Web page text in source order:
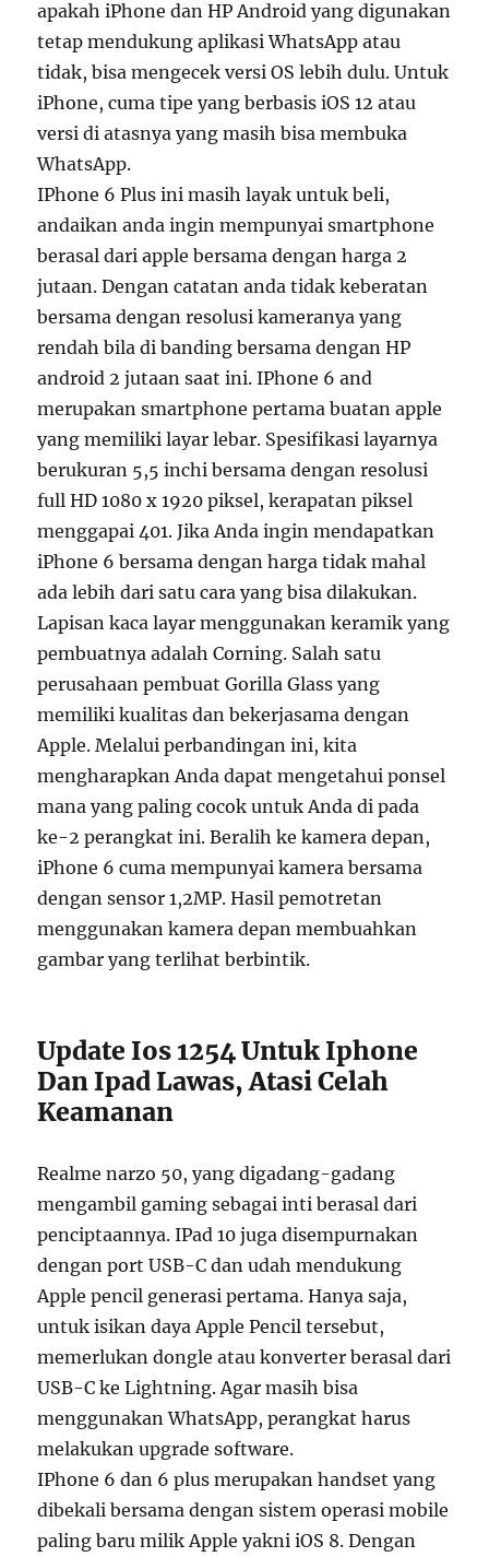
apakah iPhone dan HP Android yang digunakan
tetap mendukung aplikasi WhatsApp atau
tidak, bisa mengecek versi OS lebih dulu. Untuk
iPhone, cuma tipe yang berbasis iOS 12 atau
versi di atasnya yang masih bisa membuka
WhatsApp.
IPhone 6 Plus ini masih layak untuk beli,
andaikan anda ingin mempunyai smartphone
berasal dari apple bersama dengan harga 2
jutaan. Dengan catatan anda tidak keberatan
bersama dengan resolusi kameranya yang
rendah bila di banding bersama dengan HP
android 2 jutaan saat ini. IPhone 6 and
merupakan smartphone pertama buatan apple
yang memiliki layar lebar. Spesifikasi layarnya
berukuran 5,5 inchi bersama dengan resolusi
full HD 1080 x 1920 piksel, kerapatan piksel
menggapai 401. Jika Anda ingin mendapatkan
iPhone 6 bersama dengan harga tidak mahal
ada lebih dari satu cara yang bisa dilakukan.
Lapisan kaca layar menggunakan keramik yang
pembuatnya adalah Corning. Salah satu
perusahaan pembuat Gorilla Glass yang
memiliki kualitas dan bekerjasama dengan
Apple. Melalui perbandingan ini, kita
mengharapkan Anda dapat mengetahui ponsel
mana yang paling cocok untuk Anda di pada
ke-2 perangkat ini. Beralih ke kamera depan,
iPhone 6 cuma mempunyai kamera bersama
dengan sensor 1,2MP. Hasil pemotretan
menggunakan kamera depan membuahkan
gambar yang terlihat berbintik.
Update Ios 1254 Untuk Iphone
Dan Ipad Lawas, Atasi Celah
Keamanan
Realme narzo 50, yang digadang-gadang
mengambil gaming sebagai inti berasal dari
penciptaannya. IPad 10 juga disempurnakan
dengan port USB-C dan udah mendukung
Apple pencil generasi pertama. Hanya saja,
untuk isikan daya Apple Pencil tersebut,
memerlukan dongle atau konverter berasal dari
USB-C ke Lightning. Agar masih bisa
menggunakan WhatsApp, perangkat harus
melakukan upgrade software.
IPhone 6 dan 6 plus merupakan handset yang
dibekali bersama dengan sistem operasi mobile
paling baru milik Apple yakni iOS 8. Dengan